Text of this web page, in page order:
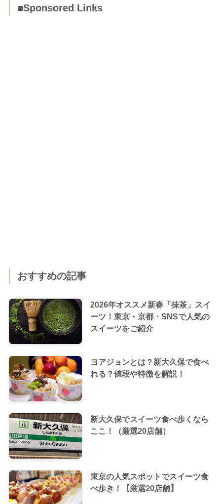
■Sponsored Links
おすすめの記事
2026年オススメ新春「抹茶」スイ
ーツ！東京・京都・SNSで人気の
スイーツをご紹介
ヨアジョンとは？新大久保で食べ
れる？値段や特徴を解説！
新大久保でスイーツ食べ歩くなら
ここ！（厳選20店舗）
東京の人気スポットでスイーツ食
べ歩き！【厳選20店舗】